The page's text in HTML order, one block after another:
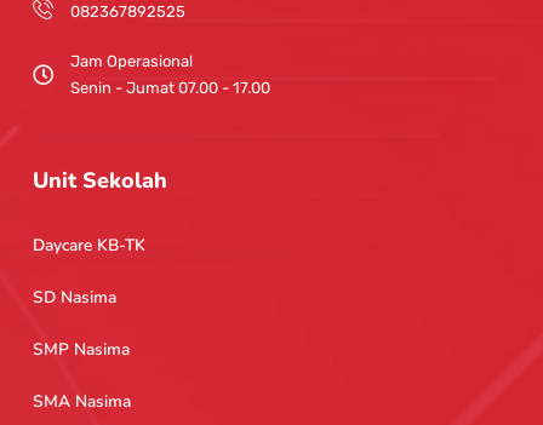
082367892525
Jam Operasional
Senin - Jumat 07.00 - 17.00
Unit Sekolah
Daycare KB-TK
SD Nasima
SMP Nasima
SMA Nasima